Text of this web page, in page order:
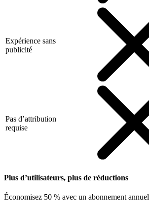
Expérience sans
publicité
Pas d’attribution
requise
Plus d’utilisateurs, plus de réductions
Économisez 50 % avec un abonnement annuel